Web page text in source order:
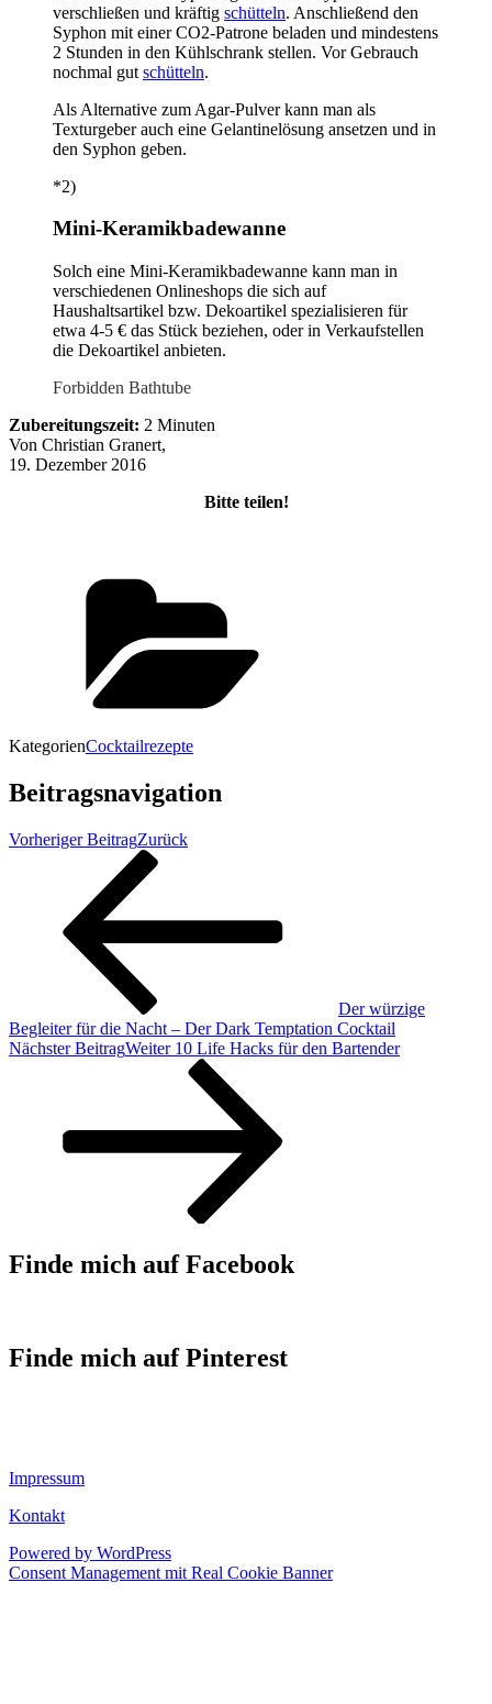
verschließen und kräftig schütteln. Anschließend den
Syphon mit einer CO2-Patrone beladen und mindestens
2 Stunden in den Kühlschrank stellen. Vor Gebrauch
nochmal gut schütteln.
Als Alternative zum Agar-Pulver kann man als
Texturgeber auch eine Gelantinelösung ansetzen und in
den Syphon geben.
*2)
Mini-Keramikbadewanne
Solch eine Mini-Keramikbadewanne kann man in
verschiedenen Onlineshops die sich auf
Haushaltsartikel bzw. Dekoartikel spezialisieren für
etwa 4-5 € das Stück beziehen, oder in Verkaufstellen
die Dekoartikel anbieten.
Forbidden Bathtube
Zubereitungszeit: 2 Minuten
Von Christian Granert,
19. Dezember 2016
Bitte teilen!
KategorienCocktailrezepte
Beitragsnavigation
Vorheriger BeitragZurück
Der würzige
Begleiter für die Nacht – Der Dark Temptation Cocktail
Nächster BeitragWeiter 10 Life Hacks für den Bartender
Finde mich auf Facebook
Finde mich auf Pinterest
Impressum
Kontakt
Powered by WordPress
Consent Management mit Real Cookie Banner